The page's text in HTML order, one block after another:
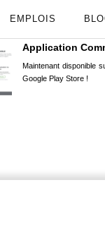
EMPLOIS
Application
Maintenant disponible
Google Play Store !